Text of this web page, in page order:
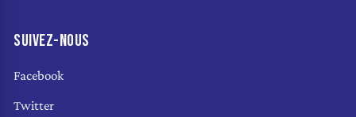
SUIVEZ-NOUS
Facebook
Twitter